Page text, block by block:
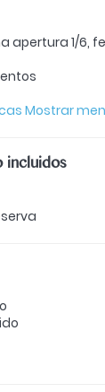
apertura 1/6,
Mostrar
incluidos